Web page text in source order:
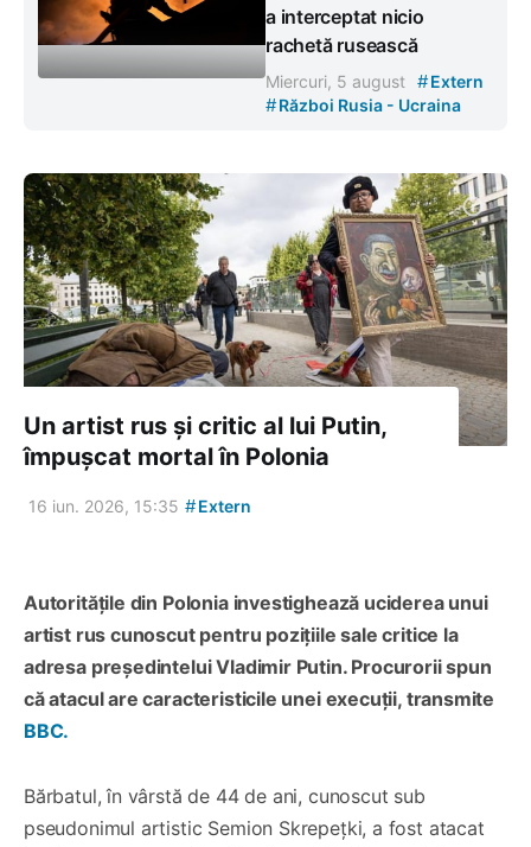
a interceptat nicio
rachetă rusească
Miercuri, 5 august #Extern
#Război Rusia - Ucraina
Un artist rus și critic al lui Putin,
împușcat mortal în Polonia
16 iun. 2026, 15:35 #Extern
Autoritățile din Polonia investighează uciderea unui
artist rus cunoscut pentru pozițiile sale critice la
adresa președintelui Vladimir Putin. Procurorii spun
că atacul are caracteristicile unei execuții, transmite
BBC.
Bărbatul, în vârstă de 44 de ani, cunoscut sub
pseudonimul artistic Semion Skrepețki, a fost atacat